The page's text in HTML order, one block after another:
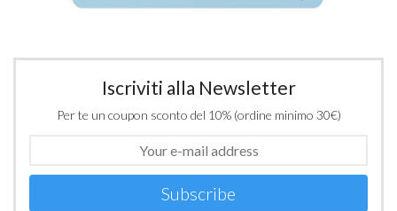
Iscriviti alla Newsletter
Per te un coupon sconto del 10% (ordine minimo 30€)
Subscribe